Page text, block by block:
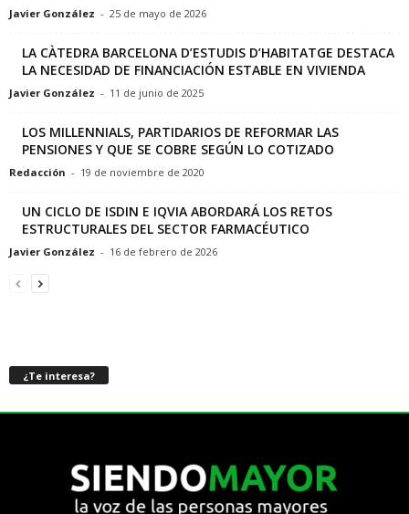
Javier González - 25 de mayo de 2026
LA CÀTEDRA BARCELONA D’ESTUDIS D’HABITATGE DESTACA
LA NECESIDAD DE FINANCIACIÓN ESTABLE EN VIVIENDA
Javier González - 11 de junio de 2025
LOS MILLENNIALS, PARTIDARIOS DE REFORMAR LAS
PENSIONES Y QUE SE COBRE SEGÚN LO COTIZADO
Redacción - 19 de noviembre de 2020
UN CICLO DE ISDIN E IQVIA ABORDARÁ LOS RETOS
ESTRUCTURALES DEL SECTOR FARMACÉUTICO
Javier González - 16 de febrero de 2026
¿Te interesa?